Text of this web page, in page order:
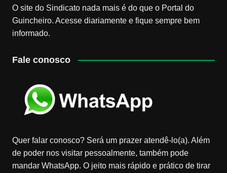
O site do Sindicato nada mais é do que o Portal do
Guincheiro. Acesse diariamente e fique sempre bem
informado.
Fale conosco
Quer falar conosco? Será um prazer atendê-lo(a). Além
de poder nos visitar pessoalmente, também pode
mandar WhatsApp. O jeito mais rápido e prático de tirar